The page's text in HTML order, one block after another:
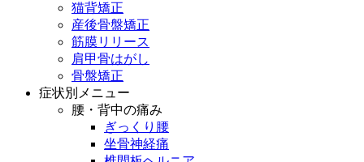
猫背矯正
産後骨盤矯正
筋膜リリース
肩甲骨はがし
骨盤矯正
症状別メニュー
腰・背中の痛み
ぎっくり腰
坐骨神経痛